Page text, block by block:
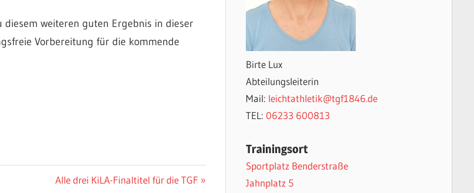
weiteren guten Ergebnis in dieser
Vorbereitung für die kommende
Nächster
Alle drei KiLA-Finaltitel für die TGF
Birte Lux
Abteilungsleiterin
Mail: leichtathletik@tgf1846.de
TEL: 06233 600813
Trainingsort
Sportplatz Benderstraße
Jahnplatz 5